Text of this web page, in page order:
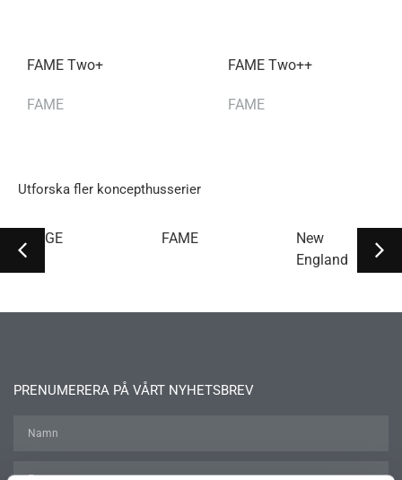
FAME Two+
FAME
FAME Two++
FAME
Utforska fler koncepthusserier
EDGE FAME
New
England
PRENUMERERA PÅ VÅRT NYHETSBREV